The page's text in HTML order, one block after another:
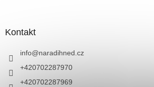
Kontakt
info@naradihned.cz
+420702287970
+420702287969